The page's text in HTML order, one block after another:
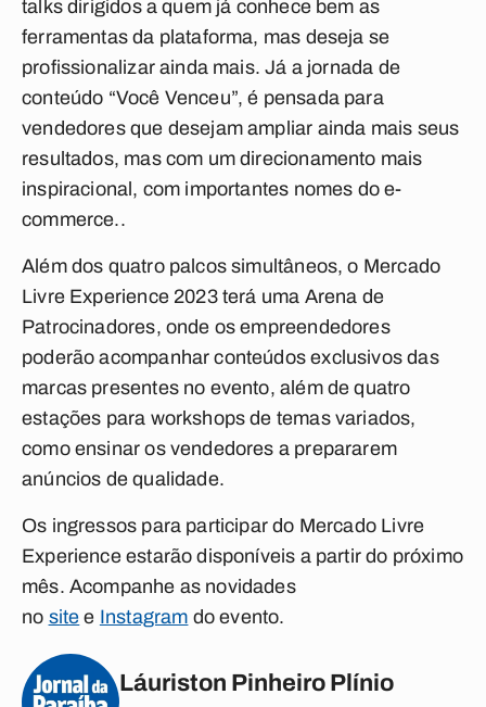
talks dirigidos a quem já conhece bem as
ferramentas da plataforma, mas deseja se
profissionalizar ainda mais. Já a jornada de
conteúdo “Você Venceu”, é pensada para
vendedores que desejam ampliar ainda mais seus
resultados, mas com um direcionamento mais
inspiracional, com importantes nomes do e-
commerce..
Além dos quatro palcos simultâneos, o Mercado
Livre Experience 2023 terá uma Arena de
Patrocinadores, onde os empreendedores
poderão acompanhar conteúdos exclusivos das
marcas presentes no evento, além de quatro
estações para workshops de temas variados,
como ensinar os vendedores a prepararem
anúncios de qualidade.
Os ingressos para participar do Mercado Livre
Experience estarão disponíveis a partir do próximo
mês. Acompanhe as novidades
no site e Instagram do evento.
Láuriston Pinheiro Plínio